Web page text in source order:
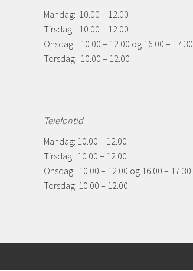
Mandag: 10.00 – 12.00
Tirsdag: 10.00 – 12.00
Onsdag: 10.00 – 12.00 og 16.00 – 17.30
Torsdag: 10.00 – 12.00
Telefontid
Mandag: 10.00 – 12.00
Tirsdag: 10.00 – 12.00
Onsdag: 10.00 – 12.00 og 16.00 – 17.30
Torsdag: 10.00 – 12.00